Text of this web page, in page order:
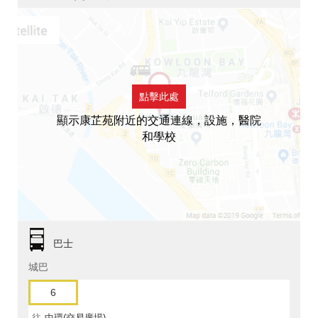
點擊此處
顯示康芷苑附近的交通連線，設施，醫院
和學校
巴士
城巴
6